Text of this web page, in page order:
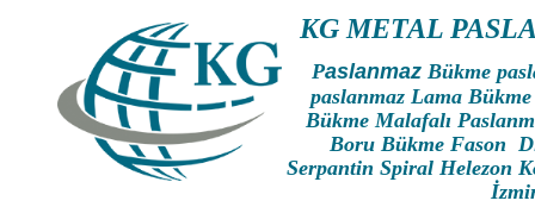
KG METAL
Paslanmaz Bükme
paslanmaz Lama
Bükme Malafalı
Boru Bükme Fason
Serpantin Spiral Helezon